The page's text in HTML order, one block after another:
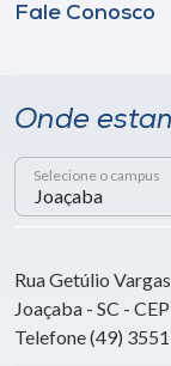
Fale Conosco
Onde
Selecione o campus
Rua Getúlio
Joaçaba - SC -
Telefone (49)